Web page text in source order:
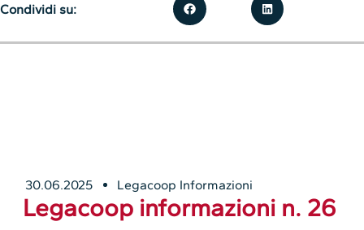
30.06.2025 Legacoop Informazioni
Legacoop informazioni n. 26
Condividi su: